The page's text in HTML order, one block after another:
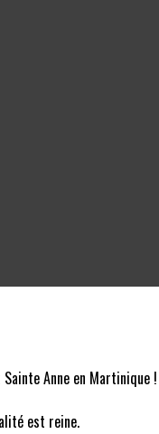
Anne en Martinique !
est reine.